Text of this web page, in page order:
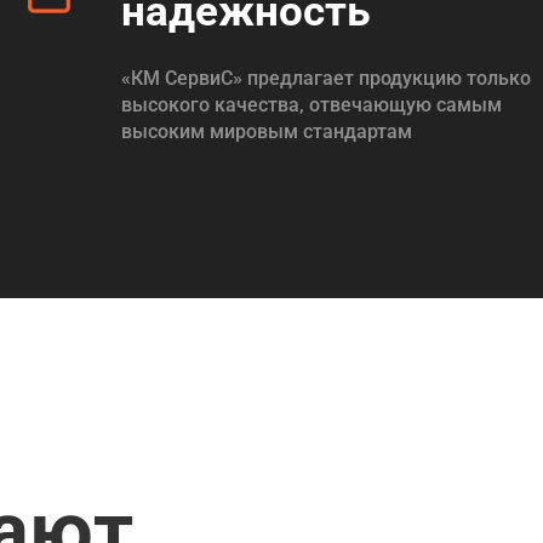
надежность
«КМ СервиС» предлагает продукцию только
высокого качества, отвечающую самым
высоким мировым стандартам